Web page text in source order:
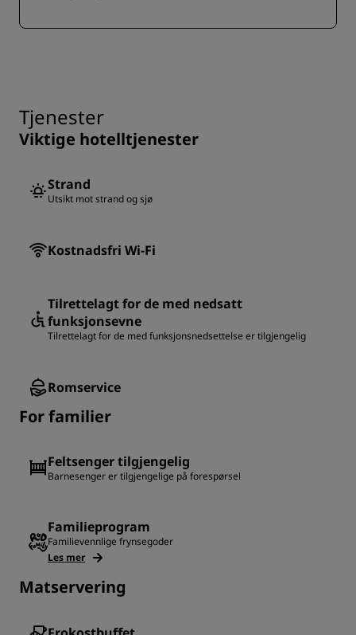
Tjenester
Viktige hotelltjenester
Strand
Utsikt mot strand og sjø
Kostnadsfri Wi-Fi
Tilrettelagt for de med nedsatt
funksjonsevne
Tilrettelagt for de med funksjonsnedsettelse er tilgjengelig
Romservice
For familier
Feltsenger tilgjengelig
Barnesenger er tilgjengelige på forespørsel
Familieprogram
Familievennlige frynsegoder
Les mer
Matservering